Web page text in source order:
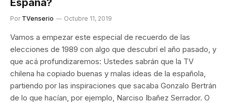
España?
Por TVenserio Octubre 11, 2019
Vamos a empezar este especial de recuerdo de las
elecciones de 1989 con algo que descubrí el año pasado, y
que acá profundizaremos: Ustedes sabrán que la TV
chilena ha copiado buenas y malas ideas de la española,
partiendo por las inspiraciones que sacaba Gonzalo Bertrán
de lo que hacían, por ejemplo, Narciso Ibañez Serrador. O